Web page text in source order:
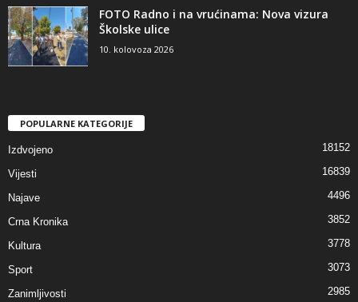
FOTO Radno i na vrućinama: Nova vizura
Školske ulice
10. kolovoza 2026
POPULARNE KATEGORIJE
Izdvojeno 18152
Vijesti 16839
Najave 4496
Crna Kronika 3852
Kultura 3778
Sport 3073
Zanimljivosti 2985